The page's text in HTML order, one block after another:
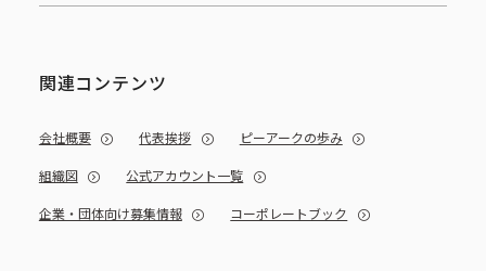
関連コンテンツ
会社概要 代表挨拶 ピーアークの歩み
組織図 公式アカウント一覧
企業・団体向け募集情報 コーポレートブック